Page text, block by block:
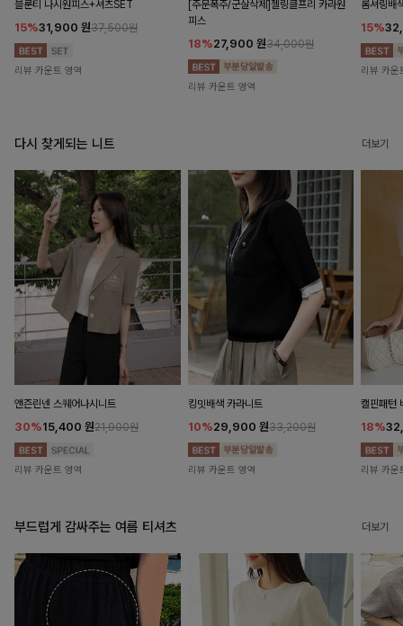
블룬티 나시원피스+셔츠SET
15%31,900 원37,500원
리뷰 카운트 영역
[주문폭주/군살삭제]젤링클프리 카라원
피스
18%27,900 원34,000원
리뷰 카운트 영역
롬셔링배
15%
리뷰 카운
다시 찾게되는 니트 더보기
앤즌린넨 스퀘어나시니트
30%15,400 원21,900원
리뷰 카운트 영역
킹밋배색 카라니트
10%29,900 원33,200원
리뷰 카운트 영역
캘핀패턴
18%
리뷰 카운
부드럽게 감싸주는 여름 티셔츠 더보기